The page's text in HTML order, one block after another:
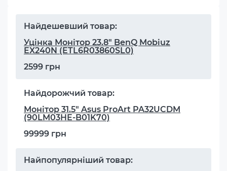
Найдешевший товар:
Уцінка Монітор 23.8" BenQ Mobiuz
EX240N (ETL6R03860SL0)
2599 грн
Найдорожчий товар:
Монітор 31.5" Asus ProArt PA32UCDM
(90LM03HE-B01K70)
99999 грн
Найпопулярніший товар: